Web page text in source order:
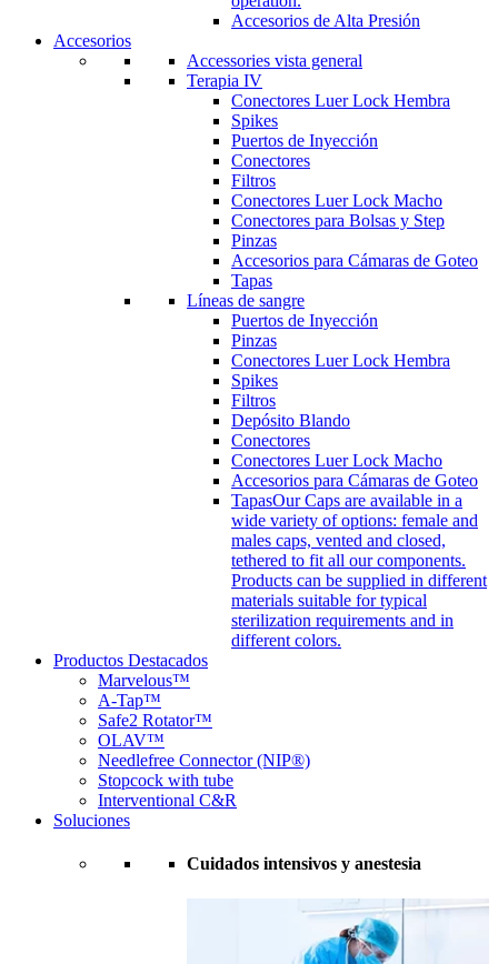
Accesorios de Alta Presión
Accesorios
Accessories vista general
Terapia IV
Conectores Luer Lock Hembra
Spikes
Puertos de Inyección
Conectores
Filtros
Conectores Luer Lock Macho
Conectores para Bolsas y Step
Pinzas
Accesorios para Cámaras de Goteo
Tapas
Líneas de sangre
Puertos de Inyección
Pinzas
Conectores Luer Lock Hembra
Spikes
Filtros
Depósito Blando
Conectores
Conectores Luer Lock Macho
Accesorios para Cámaras de Goteo
TapasOur Caps are available in a
wide variety of options: female and
males caps, vented and closed,
tethered to fit all our components.
Products can be supplied in different
materials suitable for typical
sterilization requirements and in
different colors.
Productos Destacados
Marvelous™
A-Tap™
Safe2 Rotator™
OLAV™
Needlefree Connector (NIP®)
Stopcock with tube
Interventional C&R
Soluciones
Cuidados intensivos y anestesia